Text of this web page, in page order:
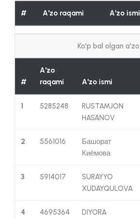
# A'zo raqami A'zo ismi
Ko'p bal olgan a'zo
#
A'zo
raqami
A'zo ismi
1 5285248
RUSTAMJON
HASANOV
2 5561016
Башорат
Киёмова
3 5914017
SURAYYO
XUDAYQULOVA
4 4695364
DIYORA